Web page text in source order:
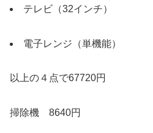
テレビ（32インチ）
電子レンジ（単機能）
以上の４点で67720円
掃除機 8640円